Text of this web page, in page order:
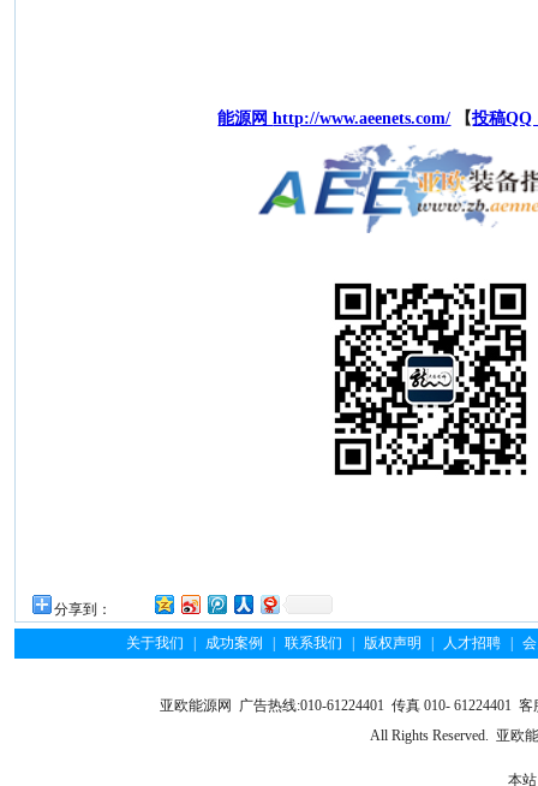
能源网http://www.aeenets.com/ 【投稿QQ
分享到：
关于我们
| 成功案例 | 联系我们 | 版权声明 | 人才招聘 |
亚欧能源网 广告热线:010-61224401 传真 010- 61224401
All Rights Reserved. 亚欧
本